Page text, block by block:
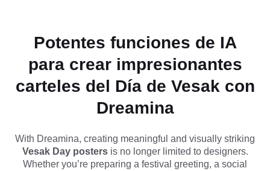
espiritual.
Potentes funciones de IA
para crear impresionantes
carteles del Día de Vesak con
Dreamina
With Dreamina, creating meaningful and visually striking
Vesak Day postersis no longer limited to designers.
Whether you’re preparing a festival greeting, a social